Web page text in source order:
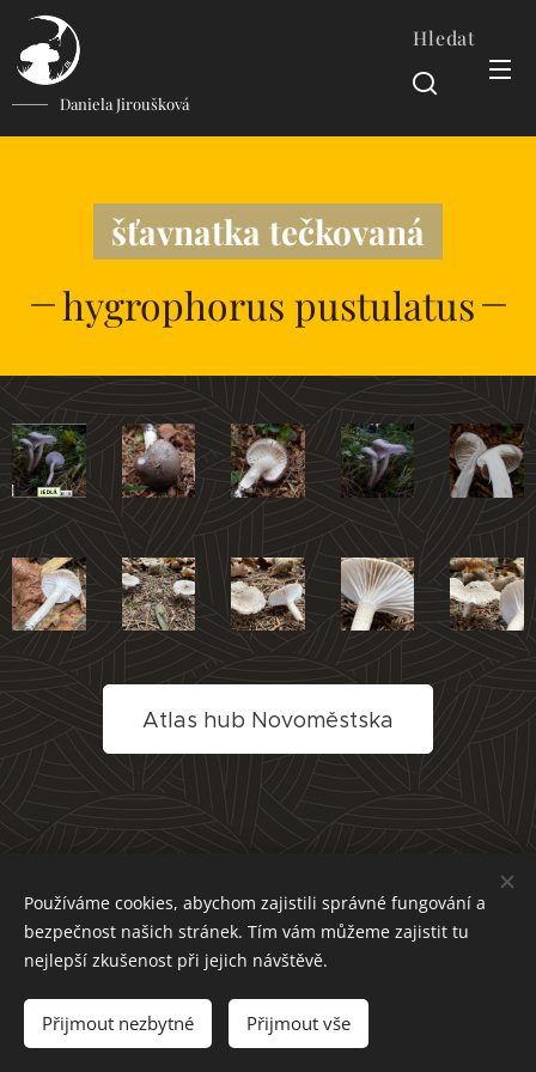
Daniela Jiroušková
Hledat
šťavnatka tečkovaná
hygrophorus pustulatus
Atlas hub Novoměstska
Cookies
Používáme cookies, abychom zajistili správné fungování a
bezpečnost našich stránek. Tím vám můžeme zajistit tu
nejlepší zkušenost při jejich návštěvě.
Přijmout nezbytné Přijmout vše